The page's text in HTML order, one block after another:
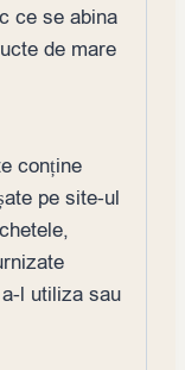
ce se abina
de mare
conține
pe site-ul
l utiliza sau